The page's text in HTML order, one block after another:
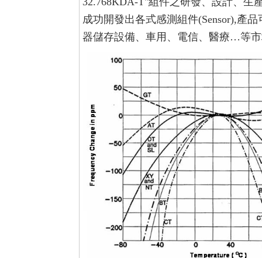
成功開發出各式感測組件(Sensor),產
器儲存設備、車用、電信、醫療…等